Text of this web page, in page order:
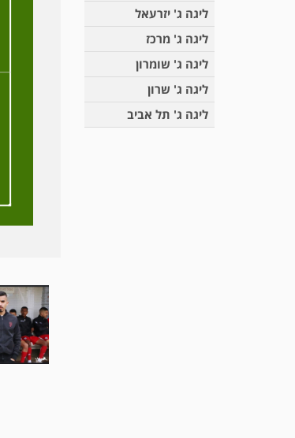
ליגה ג' יזרעאל
ליגה ג' מרכז
ליגה ג' שומרון
ליגה ג' שרון
ליגה ג' תל אביב